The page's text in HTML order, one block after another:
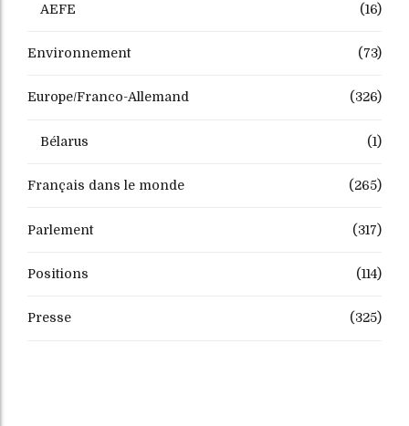
AEFE (16)
Environnement (73)
Europe/Franco-Allemand (326)
Bélarus (1)
Français dans le monde (265)
Parlement (317)
Positions (114)
Presse (325)